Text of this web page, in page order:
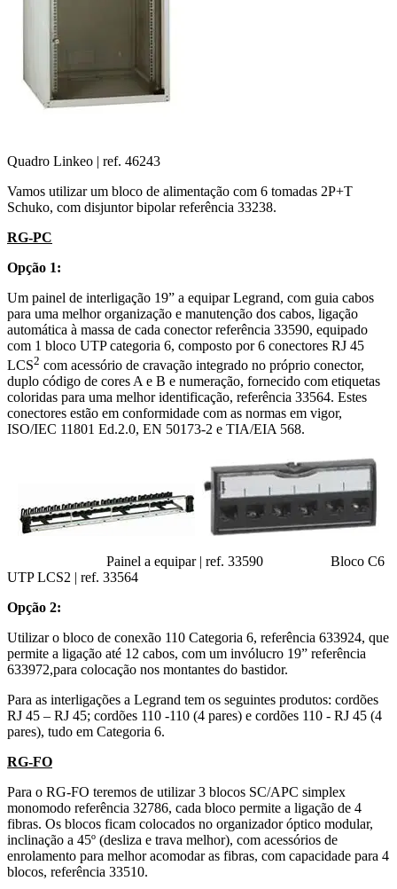
Quadro Linkeo | ref. 46243
Vamos utilizar um bloco de alimentação com 6 tomadas 2P+T
Schuko, com disjuntor bipolar referência 33238.
RG-PC
Opção 1:
Um painel de interligação 19” a equipar Legrand, com guia cabos
para uma melhor organização e manutenção dos cabos, ligação
automática à massa de cada conector referência 33590, equipado
com 1 bloco UTP categoria 6, composto por 6 conectores RJ 45
LCS2 com acessório de cravação integrado no próprio conector,
duplo código de cores A e B e numeração, fornecido com etiquetas
coloridas para uma melhor identificação, referência 33564. Estes
conectores estão em conformidade com as normas em vigor,
ISO/IEC 11801 Ed.2.0, EN 50173-2 e TIA/EIA 568.
Painel a equipar | ref. 33590 Bloco C6
UTP LCS2 | ref. 33564
Opção 2:
Utilizar o bloco de conexão 110 Categoria 6, referência 633924, que
permite a ligação até 12 cabos, com um invólucro 19” referência
633972,para colocação nos montantes do bastidor.
Para as interligações a Legrand tem os seguintes produtos: cordões
RJ 45 – RJ 45; cordões 110 -110 (4 pares) e cordões 110 - RJ 45 (4
pares), tudo em Categoria 6.
RG-FO
Para o RG-FO teremos de utilizar 3 blocos SC/APC simplex
monomodo referência 32786, cada bloco permite a ligação de 4
fibras. Os blocos ficam colocados no organizador óptico modular,
inclinação a 45º (desliza e trava melhor), com acessórios de
enrolamento para melhor acomodar as fibras, com capacidade para 4
blocos, referência 33510.